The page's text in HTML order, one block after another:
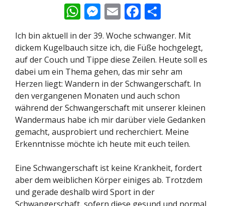
W
at
s
A
p
p
M
e
ss
e
n
g
er
E
m
ai
l
F
ac
e
b
o
o
k
le
n
Ich bin aktuell in der 39. Woche schwanger. Mit
dickem Kugelbauch sitze ich, die Füße hochgelegt,
auf der Couch und Tippe diese Zeilen. Heute soll es
dabei um ein Thema gehen, das mir sehr am
Herzen liegt: Wandern in der Schwangerschaft. In
den vergangenen Monaten und auch schon
während der Schwangerschaft mit unserer kleinen
Wandermaus habe ich mir darüber viele Gedanken
gemacht, ausprobiert und recherchiert. Meine
Erkenntnisse möchte ich heute mit euch teilen.
Eine Schwangerschaft ist keine Krankheit, fordert
aber dem weiblichen Körper einiges ab. Trotzdem
und gerade deshalb wird Sport in der